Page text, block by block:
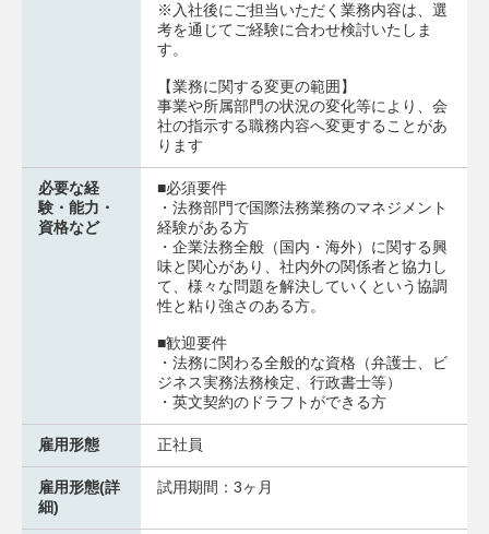
※入社後にご担当いただく業務内容は、選
考を通じてご経験に合わせ検討いたしま
す。
【業務に関する変更の範囲】
事業や所属部門の状況の変化等により、会
社の指示する職務内容へ変更することがあ
ります
必要な経
験・能力・
資格など
■必須要件
・法務部門で国際法務業務のマネジメント
経験がある方
・企業法務全般（国内・海外）に関する興
味と関心があり、社内外の関係者と協力し
て、様々な問題を解決していくという協調
性と粘り強さのある方。
■歓迎要件
・法務に関わる全般的な資格（弁護士、ビ
ジネス実務法務検定、行政書士等）
・英文契約のドラフトができる方
雇用形態 正社員
雇用形態(詳
細)
試用期間：3ヶ月